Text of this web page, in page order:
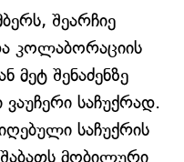
შეარჩიე
კოლაბორაციის
შენაძენზე
საჩუქრად.
საჩუქრის
მობილური